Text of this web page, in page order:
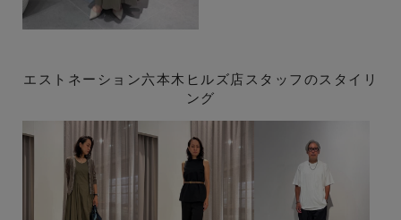
エストネーション六本木ヒルズ店スタッフのスタイリ
ング